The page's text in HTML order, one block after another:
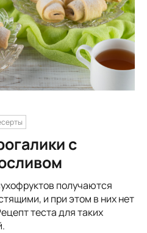
с
получаются
и при этом в них нет
теста для таких